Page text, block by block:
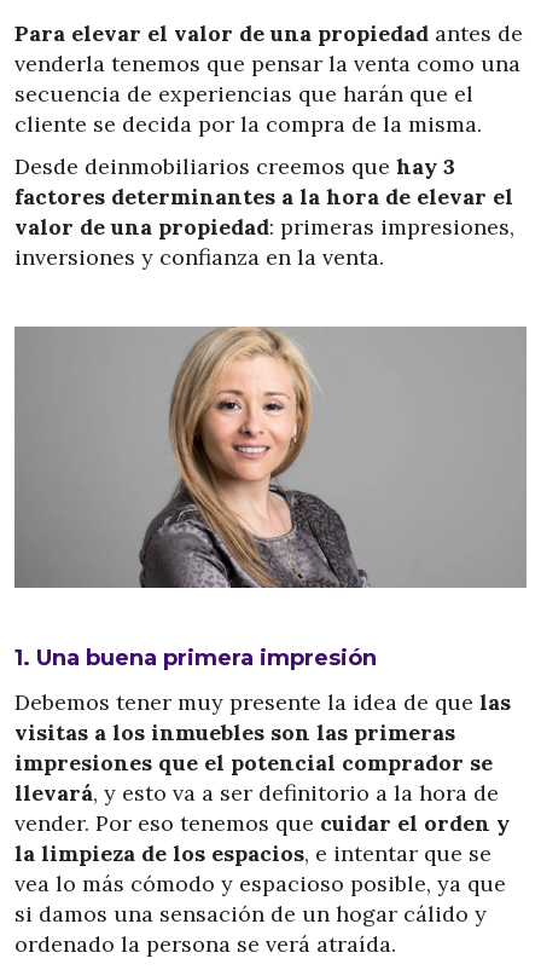
Para elevar el valor de una propiedad antes de
venderla tenemos que pensar la venta como una
secuencia de experiencias que harán que el
cliente se decida por la compra de la misma.
Desde deinmobiliarios creemos que hay 3
factores determinantes a la hora de elevar el
valor de una propiedad: primeras impresiones,
inversiones y confianza en la venta.
1. Una buena primera impresión
Debemos tener muy presente la idea de que las
visitas a los inmuebles son las primeras
impresiones que el potencial comprador se
llevará, y esto va a ser definitorio a la hora de
vender. Por eso tenemos que cuidar el orden y
la limpieza de los espacios, e intentar que se
vea lo más cómodo y espacioso posible, ya que
si damos una sensación de un hogar cálido y
ordenado la persona se verá atraída.